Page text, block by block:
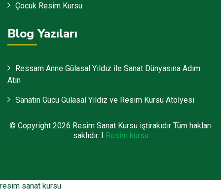
Çocuk Resim Kursu
Blog Yazıları
Ressam Anne Gülasal Yıldız ile Sanat Dünyasına Adım
Atın
Sanatın Gücü Gülasal Yıldız ve Resim Kursu Atölyesi
© Copyright 2026 Resim Sanat Kursu iştirakıdır Tüm hakları
saklıdır. I Resim kursu
resim sanat kursu